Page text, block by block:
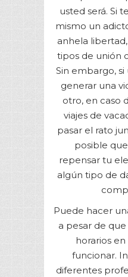
usted será. Si
mismo un
anhela
tipos de unión
Sin embargo,
generar una
otro, en caso
viajes de
pasar el rato
posible
repensar tu
algún tipo de
Puede hacer
a pesar de
horarios
funcionar.
diferentes